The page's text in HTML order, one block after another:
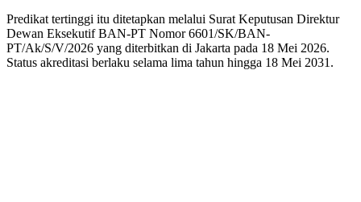
Predikat tertinggi itu ditetapkan melalui Surat Keputusan Direktur
Dewan Eksekutif BAN-PT Nomor 6601/SK/BAN-
PT/Ak/S/V/2026 yang diterbitkan di Jakarta pada 18 Mei 2026.
Status akreditasi berlaku selama lima tahun hingga 18 Mei 2031.